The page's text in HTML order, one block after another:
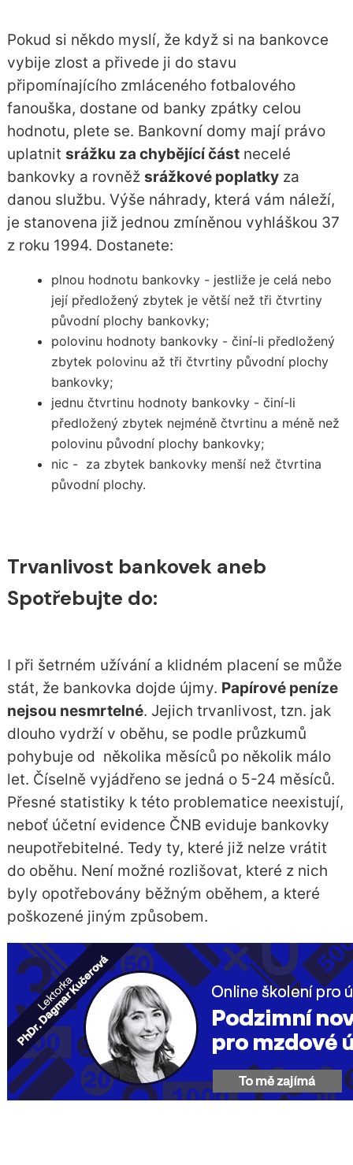
Pokud si někdo myslí, že když si na bankovce
vybije zlost a přivede ji do stavu
připomínajícího zmláceného fotbalového
fanouška, dostane od banky zpátky celou
hodnotu, plete se. Bankovní domy mají právo
uplatnit srážku za chybějící částnecelé
bankovky a rovněž srážkové poplatkyza
danou službu. Výše náhrady, která vám náleží,
je stanovena již jednou zmíněnou vyhláškou 37
z roku 1994. Dostanete:
plnou hodnotu bankovky - jestliže je celá nebo
její předložený zbytek je větší než tři čtvrtiny
původní plochy bankovky;
polovinu hodnoty bankovky - činí-li předložený
zbytek polovinu až tři čtvrtiny původní plochy
bankovky;
jednu čtvrtinu hodnoty bankovky - činí-li
předložený zbytek nejméně čtvrtinu a méně než
polovinu původní plochy bankovky;
nic - za zbytek bankovky menší než čtvrtina
původní plochy.
Trvanlivost bankovek aneb
Spotřebujte do:
I při šetrném užívání a klidném placení se může
stát, že bankovka dojde újmy. Papírové peníze
nejsou nesmrtelné. Jejich trvanlivost, tzn. jak
dlouho vydrží v oběhu, se podle průzkumů
pohybuje od několika měsíců po několik málo
let. Číselně vyjádřeno se jedná o 5-24 měsíců.
Přesné statistiky k této problematice neexistují,
neboť účetní evidence ČNB eviduje bankovky
neupotřebitelné. Tedy ty, které již nelze vrátit
do oběhu. Není možné rozlišovat, které z nich
byly opotřebovány běžným oběhem, a které
poškozené jiným způsobem.